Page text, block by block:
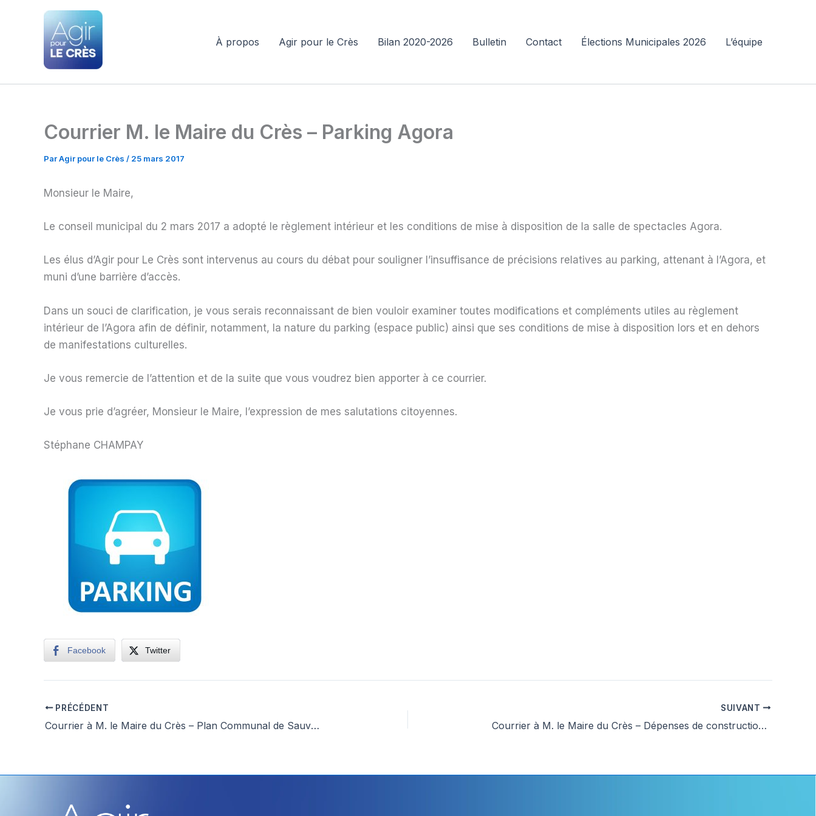
À propos Agir pour le Crès Bilan 2020-2026 Bulletin Contact Élections Municipales 2026 L’équipe
Courrier M. le Maire du Crès – Parking Agora
ParAgir pour le Crès / 25 mars 2017
Monsieur le Maire,
Le conseil municipal du 2 mars 2017 a adopté le règlement intérieur et les conditions de mise à disposition de la salle de spectacles Agora.
Les élus d’Agir pour Le Crès sont intervenus au cours du débat pour souligner l’insuffisance de précisions relatives au parking, attenant à l’Agora, et
muni d’une barrière d’accès.
Dans un souci de clarification, je vous serais reconnaissant de bien vouloir examiner toutes modifications et compléments utiles au règlement
intérieur de l’Agora afin de définir, notamment, la nature du parking (espace public) ainsi que ses conditions de mise à disposition lors et en dehors
de manifestations culturelles.
Je vous remercie de l’attention et de la suite que vous voudrez bien apporter à ce courrier.
Je vous prie d’agréer, Monsieur le Maire, l’expression de mes salutations citoyennes.
Stéphane CHAMPAY
Facebook Twitter
PRÉCÉDENT
Courrier à M. le Maire du Crès – Plan Communal de Sauvegarde
SUIVANT
Courrier à M. le Maire du Crès – Dépenses de construction de l’Agora (suite)